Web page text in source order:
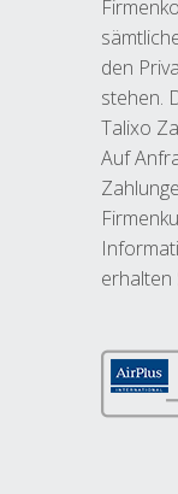
den
stehen.
Talixo
Auf
erhalten